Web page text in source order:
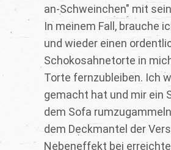
an-Schweinchen" mit
In meinem Fall, brauche
und wieder einen
Schokosahnetorte in
Torte fernzubleiben. Ich
gemacht hat und mir ein
dem Sofa
dem Deckmantel der
Nebeneffekt bei